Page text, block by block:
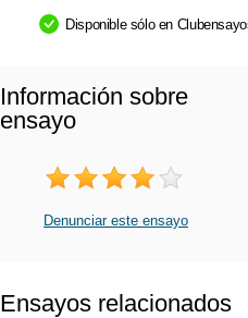
Disponible sólo en
Información sobre
ensayo
Denunciar este ensayo
Ensayos relacionados